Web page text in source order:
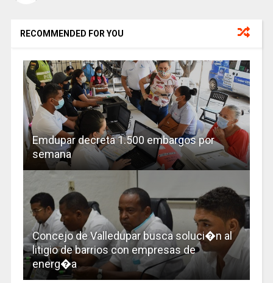
RECOMMENDED FOR YOU
Emdupar decreta 1.500 embargos por
semana
Concejo de Valledupar busca soluci�n al
litigio de barrios con empresas de
energ�a